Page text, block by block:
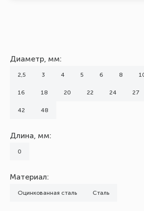
Диаметр, мм:
2,5 3 4 5 6 8
16 18 20 22 24 27
42 48
Длина, мм:
0
Материал:
Оцинкованная сталь Сталь